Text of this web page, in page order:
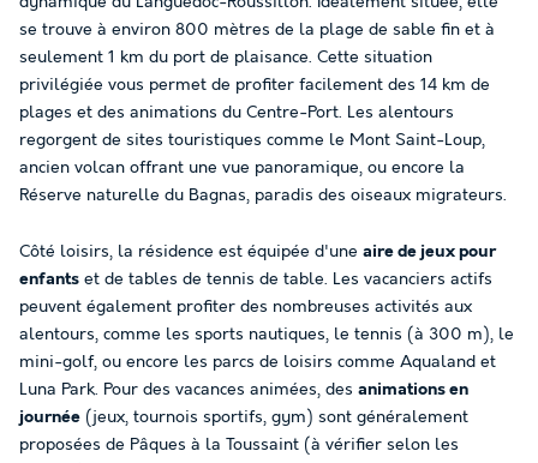
se trouve à environ 800 mètres de la plage de sable fin et à
seulement 1 km du port de plaisance. Cette situation
privilégiée vous permet de profiter facilement des 14 km de
plages et des animations du Centre-Port. Les alentours
regorgent de sites touristiques comme le Mont Saint-Loup,
ancien volcan offrant une vue panoramique, ou encore la
Réserve naturelle du Bagnas, paradis des oiseaux migrateurs.
Côté loisirs, la résidence est équipée d'une aire de jeux pour
enfants et de tables de tennis de table. Les vacanciers actifs
peuvent également profiter des nombreuses activités aux
alentours, comme les sports nautiques, le tennis (à 300 m), le
mini-golf, ou encore les parcs de loisirs comme Aqualand et
Luna Park. Pour des vacances animées, des animations en
journée (jeux, tournois sportifs, gym) sont généralement
proposées de Pâques à la Toussaint (à vérifier selon les